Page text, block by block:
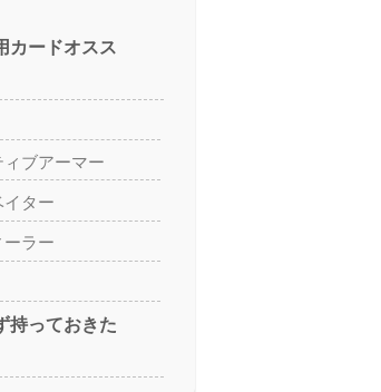
カードオスス
ブアーマー
ター
ーラー
持っておきた